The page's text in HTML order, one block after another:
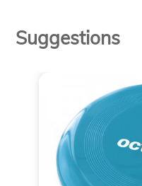
Suggestions